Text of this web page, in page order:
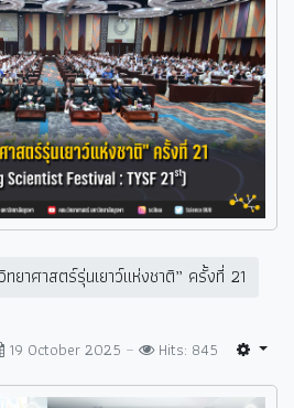
ยาศาสตร์รุ่นเยาว์แห่งชาติ” ครั้งที่ 21
19 October 2025 Hits: 845